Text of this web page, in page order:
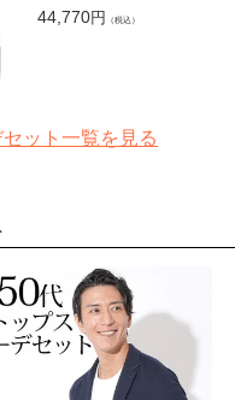
通
44,770円 （税込）
ット一覧を見る